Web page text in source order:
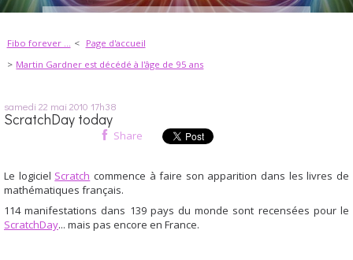
Fibo forever ...
Page d'accueil
Martin Gardner est décédé à l'âge de 95 ans
samedi 22 mai 2010 17h38
ScratchDay today
Share
Le logiciel Scratch commence à faire son apparition dans les livres de
mathématiques français.
114 manifestations dans 139 pays du monde sont recensées pour le
ScratchDay... mais pas encore en France.